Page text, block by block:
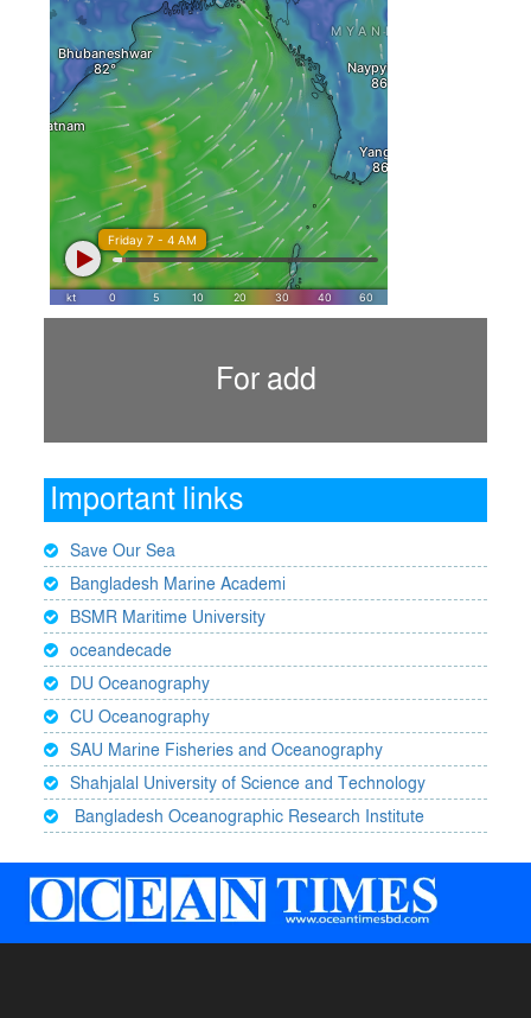
For add
Important links
Save Our Sea
Bangladesh Marine Academi
BSMR Maritime University
oceandecade
DU Oceanography
CU Oceanography
SAU Marine Fisheries and Oceanography
Shahjalal University of Science and Technology
Bangladesh Oceanographic Research Institute